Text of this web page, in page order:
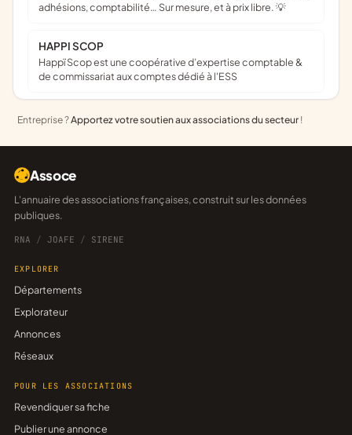
adhésions, comptabilité… Sur mesure, et à prix libre. 💡
HAPPI SCOP
Happï Scop est une coopérative d’expertise comptable &
de commissariat aux comptes dédié à l'ESS
Entreprise ?Apportez votre soutien aux associations du secteur !
Assoce
L'annuaire des associations françaises, construit sur les données
publiques.
RNA / JOAFE / SIRENE
EXPLORER
Départements
Explorateur
Annonces
Réseaux
POUR LES ASSOCIATIONS
Revendiquer sa fiche
Publier une annonce